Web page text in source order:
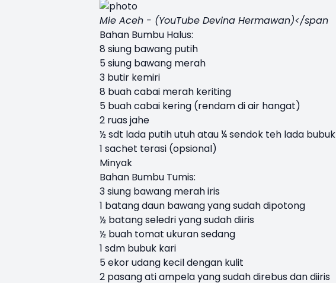
Mie Aceh - (YouTube Devina Hermawan)</span
Bahan Bumbu Halus:
8 siung bawang putih
5 siung bawang merah
3 butir kemiri
8 buah cabai merah keriting
5 buah cabai kering (rendam di air hangat)
2 ruas jahe
½ sdt lada putih utuh atau ¼ sendok teh lada bubuk
1 sachet terasi (opsional)
Minyak
Bahan Bumbu Tumis:
3 siung bawang merah iris
1 batang daun bawang yang sudah dipotong
½ batang seledri yang sudah diiris
½ buah tomat ukuran sedang
1 sdm bubuk kari
5 ekor udang kecil dengan kulit
2 pasang ati ampela yang sudah direbus dan diiris